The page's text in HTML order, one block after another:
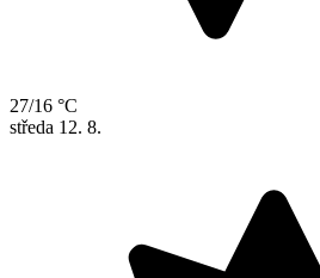
27/16 °C
středa 12. 8.